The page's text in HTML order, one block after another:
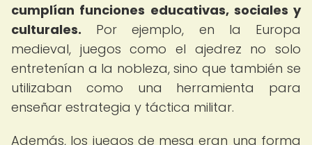
cumplían funciones educativas, sociales y
culturales. Por ejemplo, en la Europa
medieval, juegos como el ajedrez no solo
entretenían a la nobleza, sino que también se
utilizaban como una herramienta para
enseñar estrategia y táctica militar.
Además, los juegos de mesa eran una forma